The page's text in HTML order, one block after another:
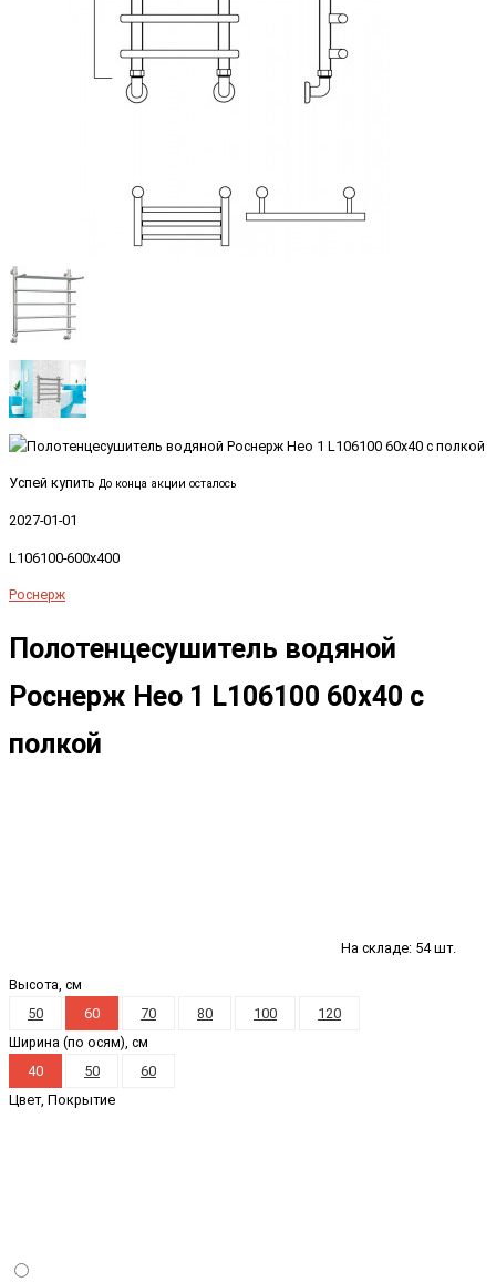
Успей купить До конца акции осталось
2027-01-01
L106100-600x400
Роснерж
Полотенцесушитель водяной
Роснерж Нео 1 L106100 60x40 с
полкой
На складе: 54 шт.
Высота, см
50
60 70 80 100
120
Ширина (по осям), см
40
50
60
Цвет, Покрытие